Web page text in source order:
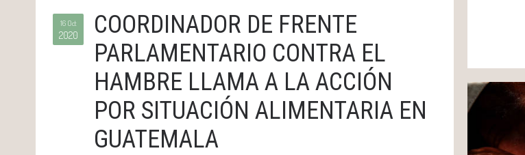
16 Oct
2020
COORDINADOR DE FRENTE
PARLAMENTARIO CONTRA EL
HAMBRE LLAMA A LA ACCIÓN
POR SITUACIÓN ALIMENTARIA EN
GUATEMALA